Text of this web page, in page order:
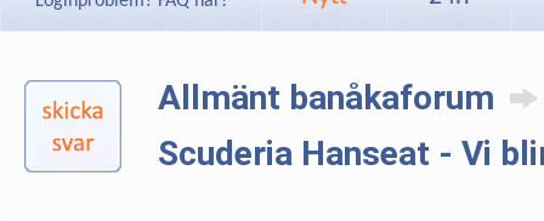
Allmänt banåkaforum
Scuderia Hanseat - Vi